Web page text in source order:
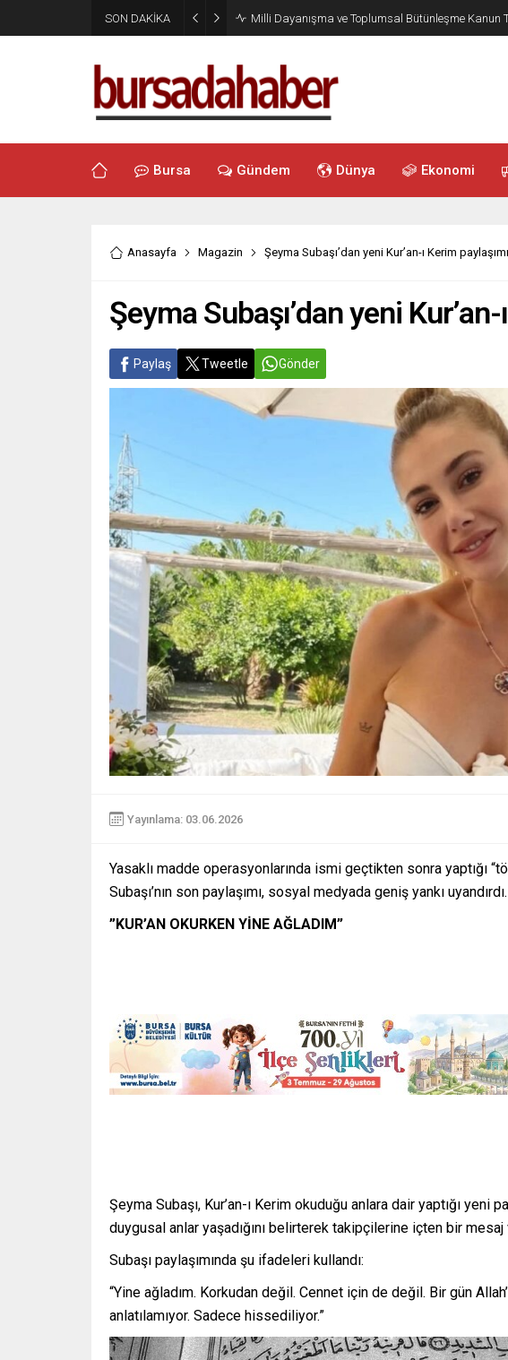
SON DAKİKA Milli Dayanışma ve Toplumsal Bütünleşme Kanun
Bursa Gündem Dünya Ekonomi
Anasayfa Magazin Şeyma Subaşı’dan yeni Kur’an-ı Kerim paylaşımı
Şeyma Subaşı’dan yeni
Paylaş Tweetle Gönder
Yayınlama: 03.06.2026
Yasaklı madde operasyonlarında ismi geçtikten sonra yaptığı
Subaşı’nın son paylaşımı, sosyal medyada geniş yankı uyandırdı.
”KUR’AN OKURKEN YİNE AĞLADIM”
Şeyma Subaşı, Kur’an-ı Kerim okuduğu anlara dair yaptığı yeni
duygusal anlar yaşadığını belirterek takipçilerine içten bir mesaj
Subaşı paylaşımında şu ifadeleri kullandı:
“Yine ağladım. Korkudan değil. Cennet için de değil. Bir gün
anlatılamıyor. Sadece hissediliyor.”